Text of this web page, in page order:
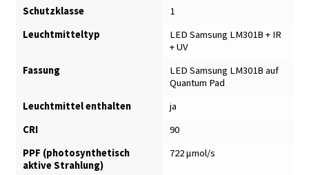
Schutzklasse
1
Leuchtmitteltyp
LED Samsung LM301B + IR
+ UV
Fassung
LED Samsung LM301B auf
Quantum Pad
Leuchtmittel enthalten
ja
CRI
90
PPF (photosynthetisch
aktive Strahlung)
722 μmol/s